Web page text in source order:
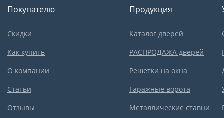
Покупателю
Скидки
Как купить
О компании
Статьи
Отзывы
Продукция
Каталог дверей
РАСПРОДАЖА дверей
Решетки на окна
Гаражные ворота
Металлические ставни